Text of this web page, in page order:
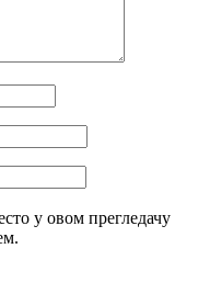
у овом прегледачу